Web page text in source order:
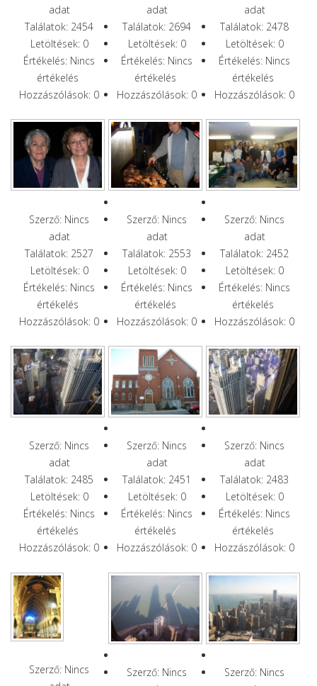
adat
Találatok: 2454
Letöltések: 0
Értékelés: Nincs
értékelés
Hozzászólások: 0
adat
Találatok: 2694
Letöltések: 0
Értékelés: Nincs
értékelés
Hozzászólások: 0
adat
Találatok: 2478
Letöltések: 0
Értékelés: Nincs
értékelés
Hozzászólások: 0
Szerző: Nincs
adat
Találatok: 2527
Letöltések: 0
Értékelés: Nincs
értékelés
Hozzászólások: 0
Szerző: Nincs
adat
Találatok: 2553
Letöltések: 0
Értékelés: Nincs
értékelés
Hozzászólások: 0
Szerző: Nincs
adat
Találatok: 2452
Letöltések: 0
Értékelés: Nincs
értékelés
Hozzászólások: 0
Szerző: Nincs
adat
Találatok: 2485
Letöltések: 0
Értékelés: Nincs
értékelés
Hozzászólások: 0
Szerző: Nincs
adat
Találatok: 2451
Letöltések: 0
Értékelés: Nincs
értékelés
Hozzászólások: 0
Szerző: Nincs
adat
Találatok: 2483
Letöltések: 0
Értékelés: Nincs
értékelés
Hozzászólások: 0
Szerző: Nincs
Szerző: Nincs
Szerző: Nincs